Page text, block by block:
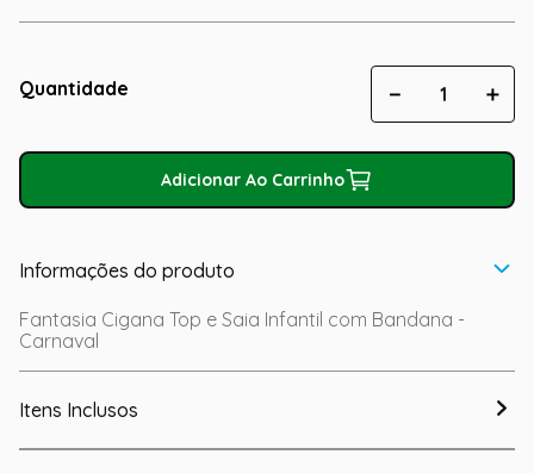
Quantidade ＋
－
Adicionar Ao Carrinho
Informações do produto
Fantasia Cigana Top e Saia Infantil com Bandana -
Carnaval
Itens Inclusos